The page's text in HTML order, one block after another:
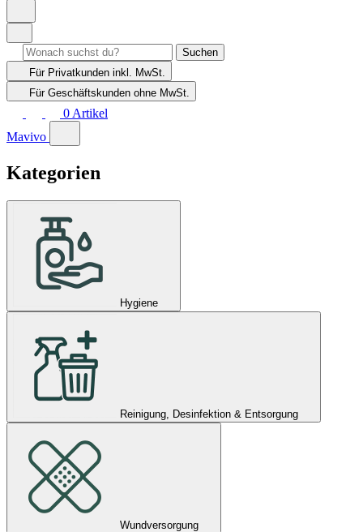
Suchen
Für Privatkunden inkl. MwSt.
Für Geschäftskunden ohne MwSt.
0 Artikel
Mavivo
Kategorien
Hygiene
Reinigung, Desinfektion & Entsorgung
Wundversorgung